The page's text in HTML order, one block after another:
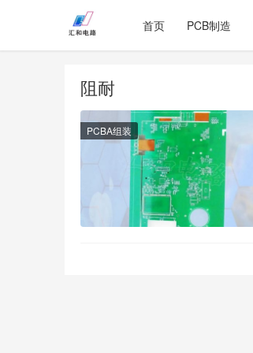
首页 PCB制造
阻耐
PCBA组装